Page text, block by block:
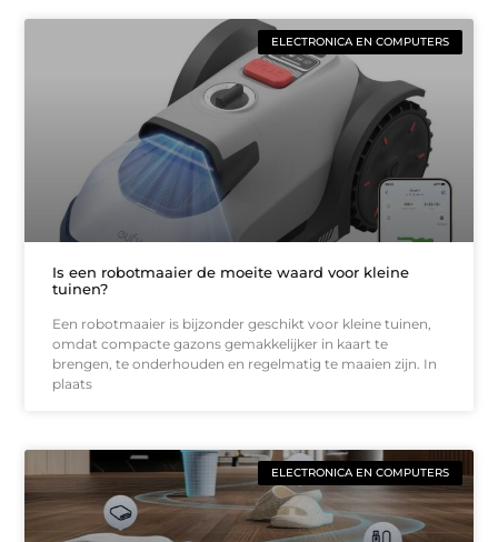
ELECTRONICA EN COMPUTERS
Is een robotmaaier de moeite waard voor kleine
tuinen?
Een robotmaaier is bijzonder geschikt voor kleine tuinen,
omdat compacte gazons gemakkelijker in kaart te
brengen, te onderhouden en regelmatig te maaien zijn. In
plaats
ELECTRONICA EN COMPUTERS